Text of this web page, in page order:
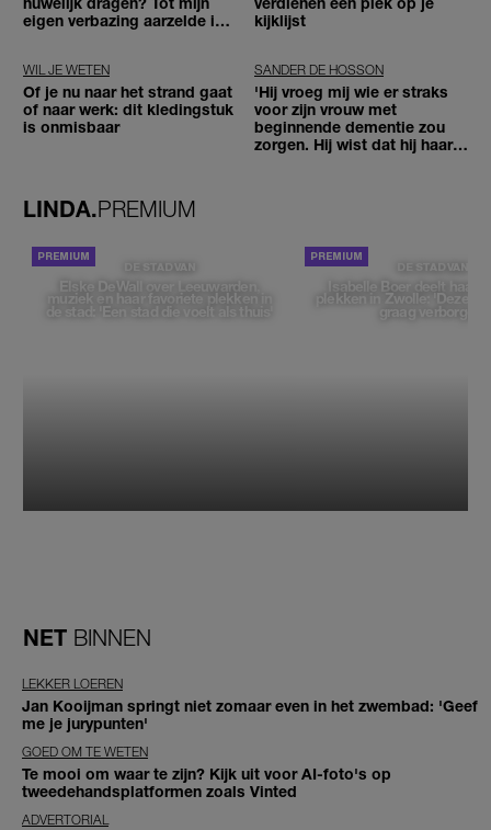
eigen verbazing aarzelde ik
kijklijst
WIL JE WETEN
Of je nu naar het strand gaat
of naar werk: dit kledingstuk
is onmisbaar
SANDER DE HOSSON
'Hij vroeg mij wie er straks
voor zijn vrouw met
beginnende dementie zou
zorgen. Hij wist dat hij haar
LINDA.PREMIUM
DE STAD VAN
Elske DeWall over Leeuwarden,
muziek en haar favoriete plekken in
de stad: 'Een stad die voelt als thuis'
DE STAD VAN
Isabelle Boer deelt haar
plekken in Zwolle: 'Deze
graag verborgen'
NET BINNEN
LEKKER LOEREN
Jan Kooijman springt niet zomaar even in het zwembad: 'Geef
me je jurypunten'
GOED OM TE WETEN
Te mooi om waar te zijn? Kijk uit voor AI-foto's op
tweedehandsplatformen zoals Vinted
ADVERTORIAL